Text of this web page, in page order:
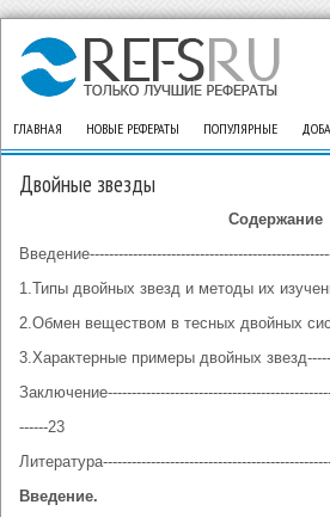
ГЛАВНАЯ НОВЫЕ РЕФЕРАТЫ ПОПУЛЯРНЫЕ
Двойные звезды
Содержание
1.Типы двойных звезд и методы их
2.Обмен веществом в тесных двойных
3.Характерные примеры двойных
------23
Введение.